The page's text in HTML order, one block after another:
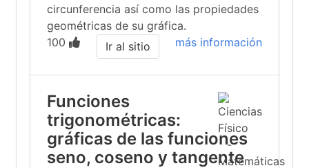
circunferencia así como las propiedades
geométricas de su gráfica.
100
más información
Ir al sitio
Funciones
trigonométricas:
gráficas de las funciones
seno, coseno y tangente